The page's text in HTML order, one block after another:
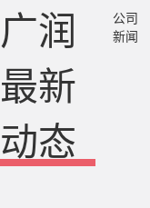
广润
最新
动态
公司
新闻